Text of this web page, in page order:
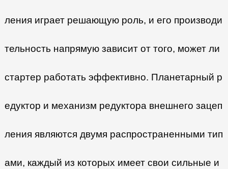
ления играет решающую роль, и его производи
тельность напрямую зависит от того, может ли
стартер работать эффективно. Планетарный р
едуктор и механизм редуктора внешнего зацеп
ления являются двумя распространенными тип
ами, каждый из которых имеет свои сильные и